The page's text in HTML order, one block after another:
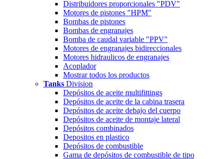
Distribuidores proporcionales "PDV"
Motores de pistones "HPM"
Bombas de pistones
Bombas de engranajes
Bomba de caudal variable "PPV"
Motores de engranajes bidireccionales
Motores hidraulicos de engranajes
Acoplador
Mostrar todos los productos
Tanks Division
Depósitos de aceite multifittings
Depósitos de aceite de la cabina trasera
Depósitos de aceite debajo del cuerpo
Depósitos de aceite de montaje lateral
Depósitos combinados
Depositos en plastico
Depósitos de combustible
Gama de depósitos de combustible de tipo